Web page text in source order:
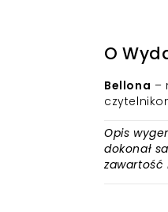
O
Bellona –
Opis
dokonał
zawartość